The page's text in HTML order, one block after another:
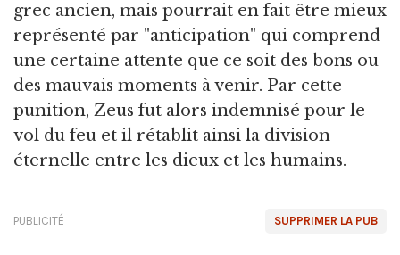
grec ancien, mais pourrait en fait être mieux
représenté par "anticipation" qui comprend
une certaine attente que ce soit des bons ou
des mauvais moments à venir. Par cette
punition, Zeus fut alors indemnisé pour le
vol du feu et il rétablit ainsi la division
éternelle entre les dieux et les humains.
SUPPRIMER LA PUB
PUBLICITÉ